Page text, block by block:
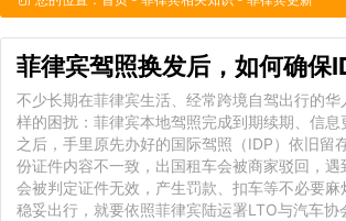
不少长期在菲律宾生活、经常跨境自驾出行的华
样的困扰：菲律宾本地驾照完成到期续期、信
之后，手里原先办好的国际驾照（IDP）依旧留
份证件内容不一致，出国租车会被商家驳回，
会被判定证件无效，产生罚款、扣车等不必要
稳妥出行，就要依照菲律宾陆运署LTO与汽车协